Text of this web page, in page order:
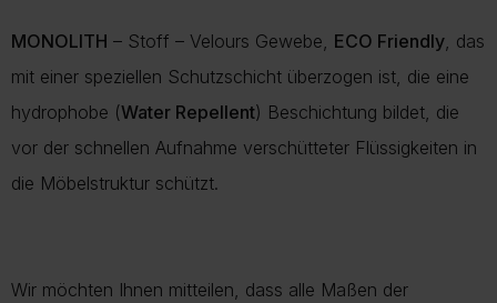
MONOLITH – Stoff – Velours Gewebe, ECO Friendly, das
mit einer speziellen Schutzschicht überzogen ist, die eine
hydrophobe (Water Repellent) Beschichtung bildet, die
vor der schnellen Aufnahme verschütteter Flüssigkeiten in
die Möbelstruktur schützt.
Wir möchten Ihnen mitteilen, dass alle Maßen der